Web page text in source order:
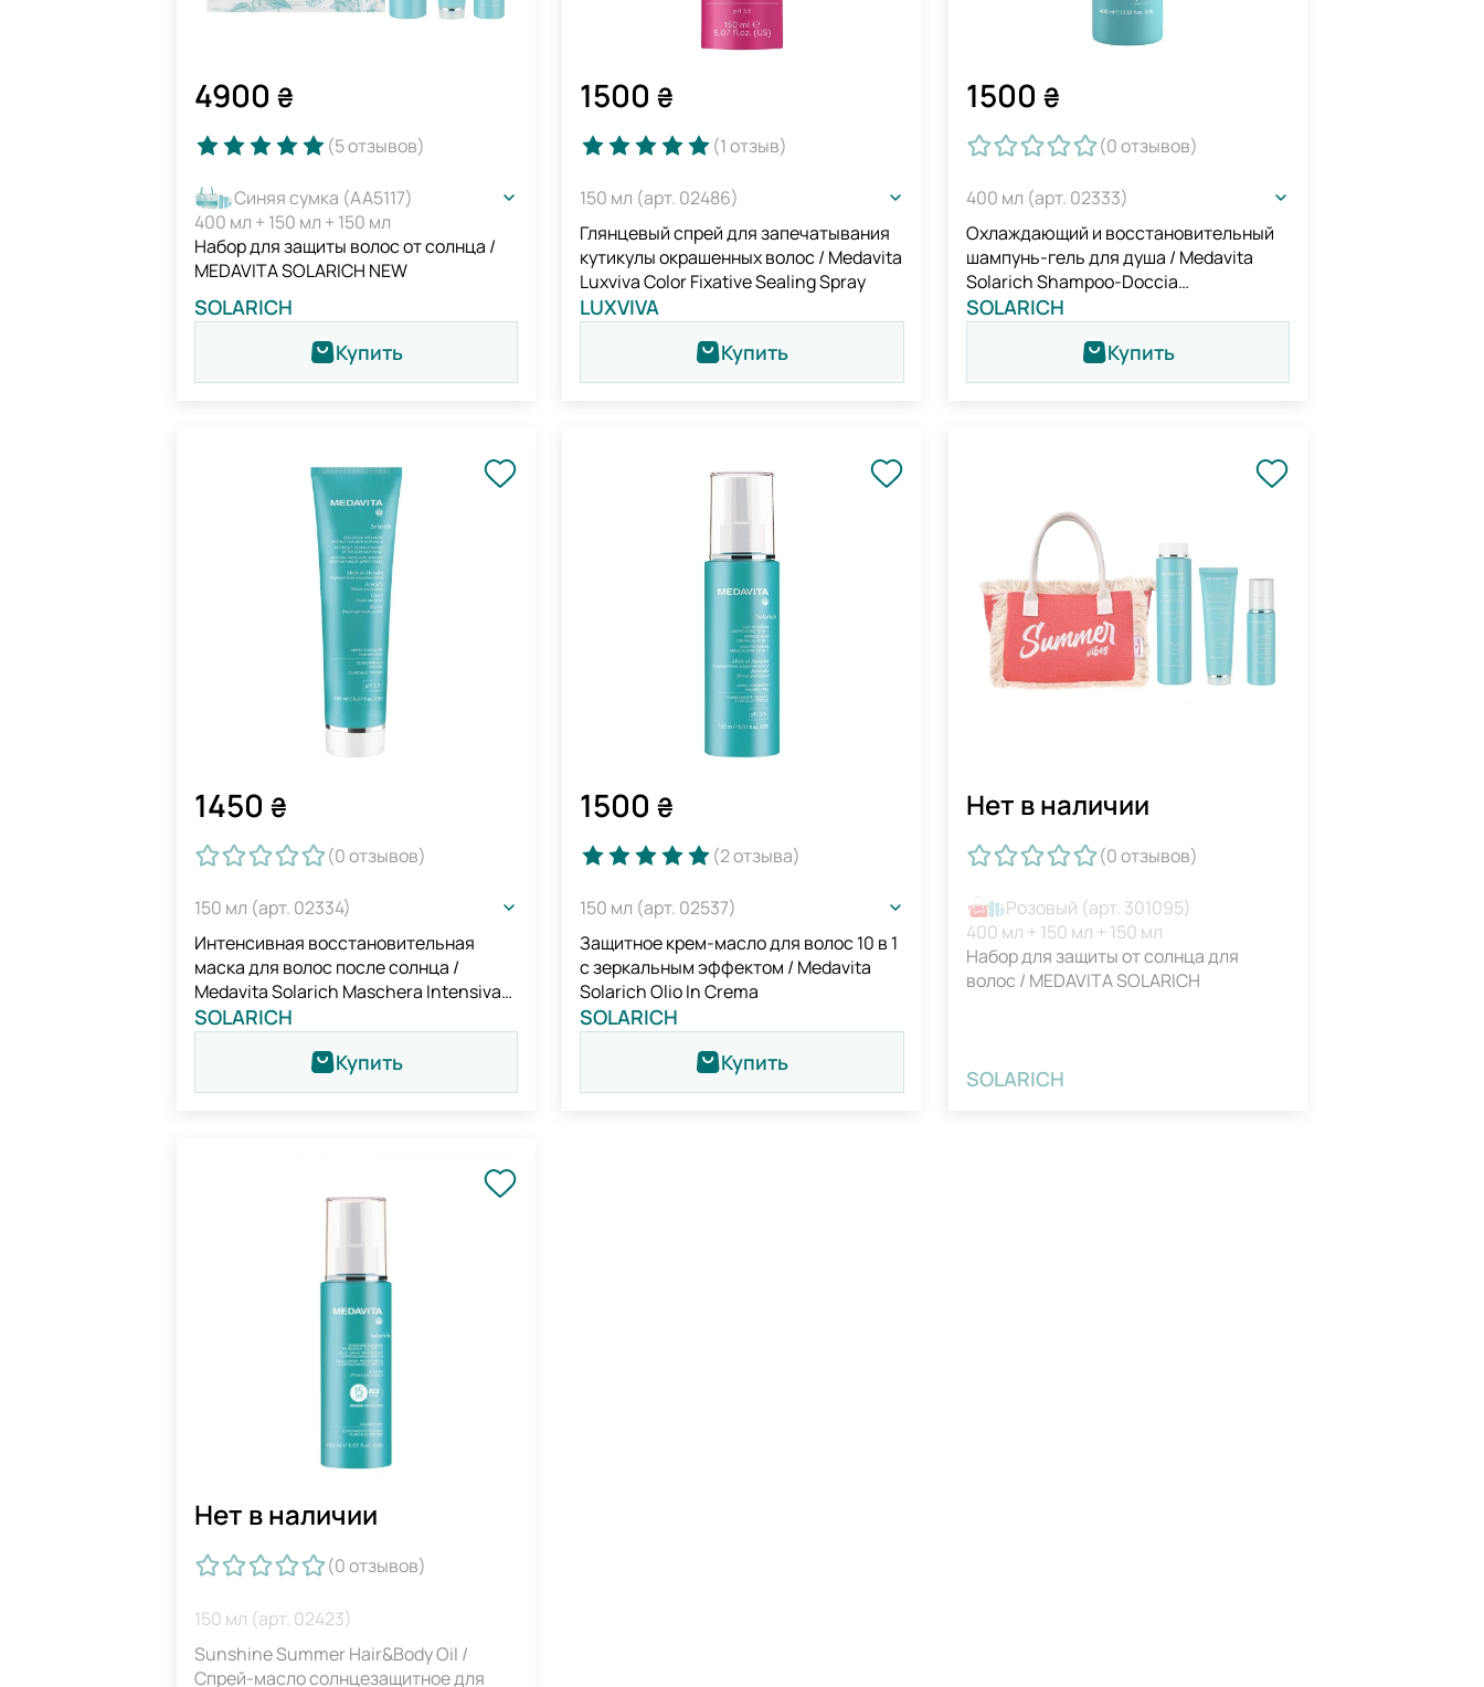
4900 ₴
(5отзывов)
Синяя сумка (AA5117)
400 мл + 150 мл + 150 мл
Набор для защиты волос от солнца /
MEDAVITA SOLARICH NEW
SOLARICH
Купить
1500₴
(1отзыв)
150 мл (арт. 02486)
Глянцевый спрей для запечатывания
кутикулы окрашенных волос / Medavita
Luxviva Color Fixative Sealing Spray
LUXVIVA
Купить
1500 ₴
(0отзывов)
400 мл (арт. 02333)
Охлаждающий и восстановительный
шампунь-гель для душа / Medavita
Solarich Shampoo-Doccia
Ristrutturante Doposole
SOLARICH
Купить
1450 ₴
(0отзывов)
150 мл (арт. 02334)
Интенсивная восстановительная
маска для волос после солнца /
Medavita Solarich Maschera Intensiva
Ristrutturante
SOLARICH
Купить
1500₴
(2отзыва)
150 мл (арт. 02537)
Защитное крем-масло для волос 10 в 1
с зеркальным эффектом / Medavita
Solarich Olio In Crema
SOLARICH
Купить
Нет в наличии
(0отзывов)
Розовый (арт. 301095)
400 мл + 150 мл + 150 мл
Набор для защиты от солнца для
волос / MEDAVITA SOLARICH
SOLARICH
Нет в наличии
(0отзывов)
150 мл (арт. 02423)
Sunshine Summer Hair&Body Oil /
Спрей-масло солнцезащитное для